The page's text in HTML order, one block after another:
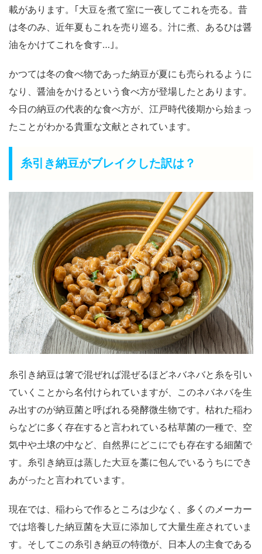
載があります。｢大豆を煮て室に一夜してこれを売る。昔
は冬のみ、近年夏もこれを売り巡る。汁に煮、あるひは醤
油をかけてこれを食す…｣。
かつては冬の食べ物であった納豆が夏にも売られるように
なり、醤油をかけるという食べ方が登場したとあります。
今日の納豆の代表的な食べ方が、江戸時代後期から始まっ
たことがわかる貴重な文献とされています。
糸引き納豆がブレイクした訳は？
糸引き納豆は箸で混ぜれば混ぜるほどネバネバと糸を引い
ていくことから名付けられていますが、このネバネバを生
み出すのが納豆菌と呼ばれる発酵微生物です。枯れた稲わ
らなどに多く存在すると言われている枯草菌の一種で、空
気中や土壌の中など、自然界にどこにでも存在する細菌で
す。糸引き納豆は蒸した大豆を藁に包んでいるうちにでき
あがったと言われています。
現在では、稲わらで作るところは少なく、多くのメーカー
では培養した納豆菌を大豆に添加して大量生産されていま
す。そしてこの糸引き納豆の特徴が、日本人の主食である